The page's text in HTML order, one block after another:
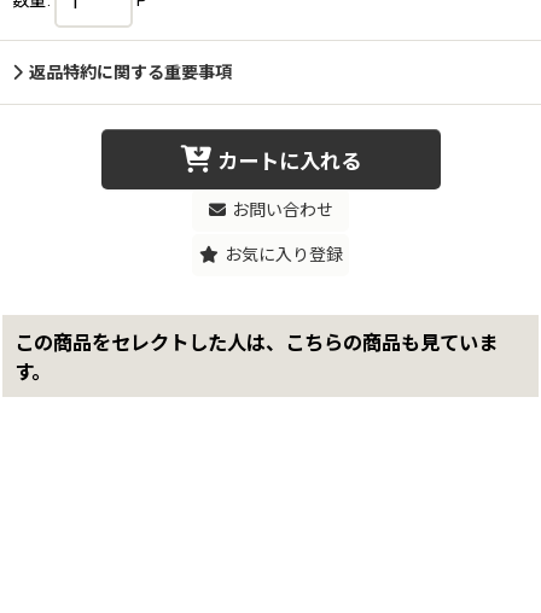
返品特約に関する重要事項
カートに入れる
お問い合わせ
お気に入り登録
この商品をセレクトした人は、こちらの商品も見ていま
す。